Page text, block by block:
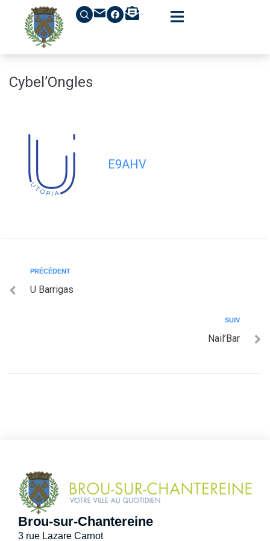
principal
Cybel’Ongles
E9AHV
PRÉCÉDENT
U Barrigas
SUIV
Nail’Bar
Brou-sur-Chantereine
3 rue Lazare Carnot